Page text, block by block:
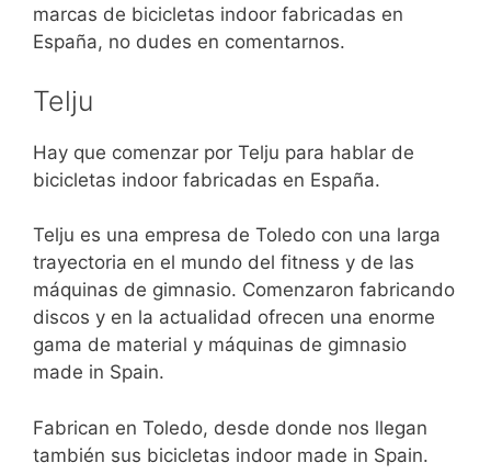
marcas de bicicletas indoor fabricadas en
España, no dudes en comentarnos.
Telju
Hay que comenzar por Telju para hablar de
bicicletas indoor fabricadas en España.
Telju es una empresa de Toledo con una larga
trayectoria en el mundo del fitness y de las
máquinas de gimnasio. Comenzaron fabricando
discos y en la actualidad ofrecen una enorme
gama de material y máquinas de gimnasio
made in Spain.
Fabrican en Toledo, desde donde nos llegan
también sus bicicletas indoor made in Spain.